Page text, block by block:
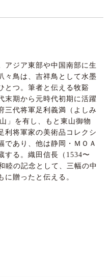
アジア東部や中国南部に生
々鳥は、吉祥鳥として水墨
とつ。筆者と伝える牧谿
末期から元時代初期に活躍
三代将軍足利義満（よしみ
」を有し、もと東山御物
利将軍家の美術品コレクシ
であり、他は静岡・ＭＯＡ
する。織田信長（1534〜
睦の記念として、三幅の中
に贈ったと伝える。